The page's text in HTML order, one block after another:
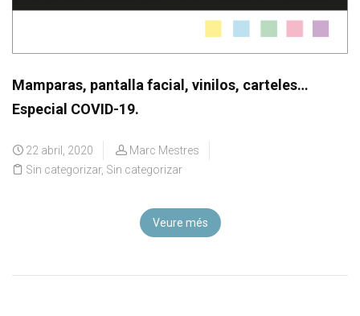
Mamparas, pantalla facial, vinilos, carteles…
Especial COVID-19.
22 abril, 2020
Marc Mestres
Sin categorizar, Sin categorizar
Veure més